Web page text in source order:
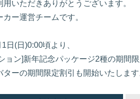
用いただきありがとうございます。
カー運営チームです。
日(日)0:00頃より、
ョン]新年記念パッケージ2種の期間
ターの期間限定割引も開始いたしま